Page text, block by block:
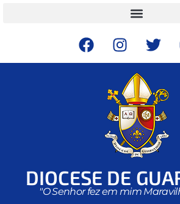
DIOCESE DE
"O Senhor fez em mim